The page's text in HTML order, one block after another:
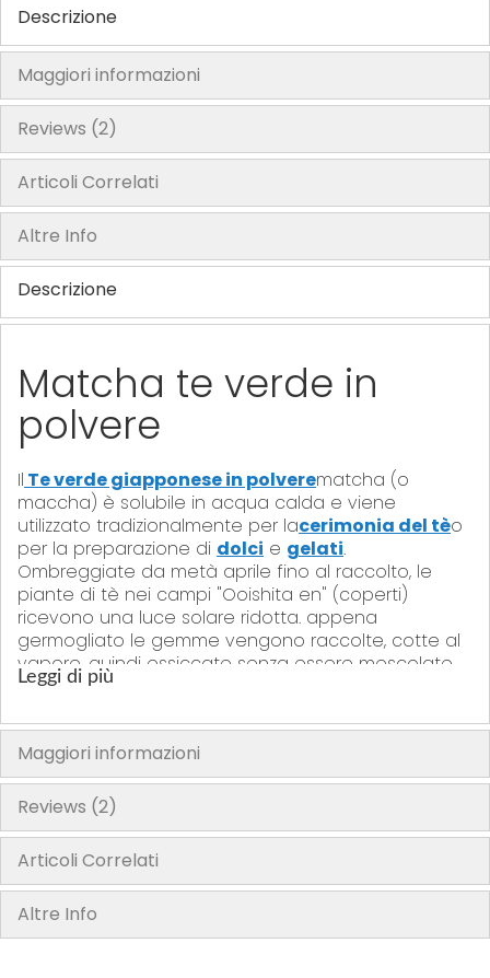
Descrizione
Maggiori informazioni
Reviews 2
Articoli Correlati
Altre Info
Descrizione
Matcha te verde in
polvere
Il Te verde giapponese in polverematcha (o
maccha) è solubile in acqua calda e viene
utilizzato tradizionalmente per lacerimonia del tèo
per la preparazione di dolci e gelati.
Ombreggiate da metà aprile fino al raccolto, le
piante di tè nei campi "Ooishita en" (coperti)
ricevono una luce solare ridotta. appena
germogliato le gemme vengono raccolte, cotte al
vapore, quindi essiccate senza essere mescolate.
Il Maccha è un te verde in polvere e, a differenza
effettivamente il 100% dei nutrienti benefici
bevendo le foglie di tè macinate. Maccha è ricco
di aminoacidi, vitamine, minerali e antiossidanti
catechine. È una bevanda salutare altamente
godibile e molte persone bevono questo tipo di tè
Il sapore e il colore si deteriorano rapidamente se
esposti alla luce o ad alte temperature, per questa
ragione il matcha va confezionato in buste di
alluminio.
Leggi di più
Maggiori informazioni
Reviews 2
Articoli Correlati
Altre Info